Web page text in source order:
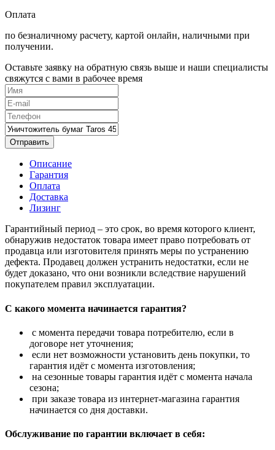
Оплата
по безналичному расчету, картой онлайн, наличными при
получении.
Оставьте заявку на обратную связь выше и наши специалисты
свяжутся с вами в рабочее время
Отправить
Описание
Гарантия
Оплата
Доставка
Лизинг
Гарантийный период – это срок, во время которого клиент,
обнаружив недостаток товара имеет право потребовать от
продавца или изготовителя принять меры по устранению
дефекта. Продавец должен устранить недостатки, если не
будет доказано, что они возникли вследствие нарушений
покупателем правил эксплуатации.
С какого момента начинается гарантия?
с момента передачи товара потребителю, если в
договоре нет уточнения;
если нет возможности установить день покупки, то
гарантия идёт с момента изготовления;
на сезонные товары гарантия идёт с момента начала
сезона;
при заказе товара из интернет-магазина гарантия
начинается со дня доставки.
Обслуживание по гарантии включает в себя: